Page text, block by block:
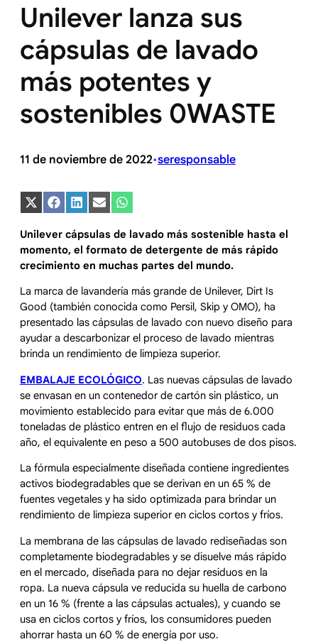
Unilever lanza sus
cápsulas de lavado
más potentes y
sostenibles 0WASTE
11 de noviembre de 2022•seresponsable
Compartir
en
(Twitter)
Compartir
en
Compartir
en
Compartir
en
Compartir
en
Unilever cápsulas de lavado más sostenible hasta el
momento, el formato de detergente de más rápido
crecimiento en muchas partes del mundo.
La marca de lavandería más grande de Unilever, Dirt Is
Good (también conocida como Persil, Skip y OMO), ha
presentado las cápsulas de lavado con nuevo diseño para
ayudar a descarbonizar el proceso de lavado mientras
brinda un rendimiento de limpieza superior.
EMBALAJE ECOLÓGICO. Las nuevas cápsulas de lavado
se envasan en un contenedor de cartón sin plástico, un
movimiento establecido para evitar que más de 6.000
toneladas de plástico entren en el flujo de residuos cada
año, el equivalente en peso a 500 autobuses de dos pisos.
La fórmula especialmente diseñada contiene ingredientes
activos biodegradables que se derivan en un 65 % de
fuentes vegetales y ha sido optimizada para brindar un
rendimiento de limpieza superior en ciclos cortos y fríos.
La membrana de las cápsulas de lavado rediseñadas son
completamente biodegradables y se disuelve más rápido
en el mercado, diseñada para no dejar residuos en la
ropa. La nueva cápsula ve reducida su huella de carbono
en un 16 % (frente a las cápsulas actuales), y cuando se
usa en ciclos cortos y fríos, los consumidores pueden
ahorrar hasta un 60 % de energía por uso.